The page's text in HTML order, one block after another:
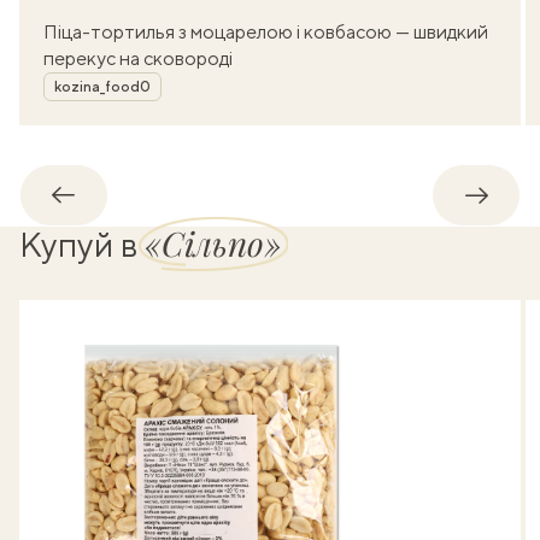
Піца-тортилья з моцарелою і ковбасою — швидкий
перекус на сковороді
Автор
kozina_food0
Назад
Купуй в«Сільпо»